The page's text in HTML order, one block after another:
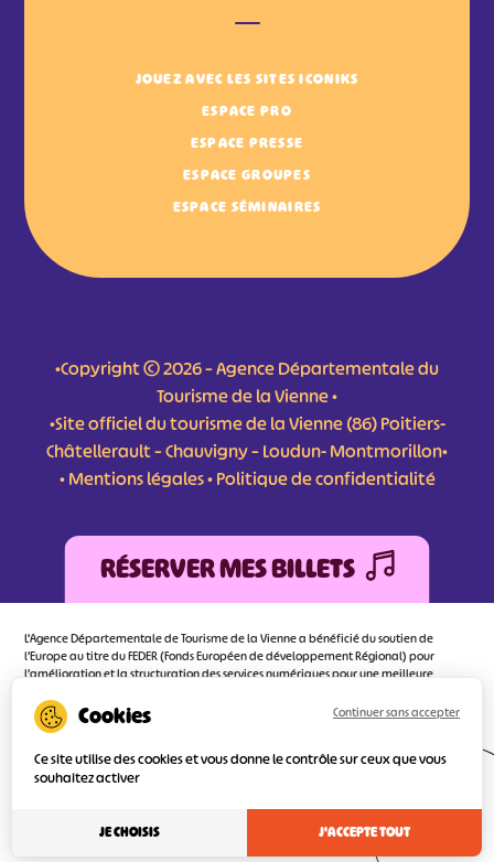
JOUEZ AVEC LES SITES ICONIKS
ESPACE PRO
ESPACE PRESSE
ESPACE GROUPES
ESPACE SÉMINAIRES
•Copyright © 2026 – Agence Départementale du
Tourisme de la Vienne •
•Site officiel du tourisme de la Vienne (86) Poitiers-
Châtellerault – Chauvigny – Loudun- Montmorillon•
•Mentions légales•Politique de confidentialité
RÉSERVER MES BILLETS
L'Agence Départementale de Tourisme de la Vienne a bénéficié du soutien de
l’Europe au titre du FEDER (Fonds Européen de développement Régional) pour
l’amélioration et la structuration des services numériques pour une meilleure
d’orienter au mieux le visiteur.
Ce site utilise des cookies et vous donne le contrôle sur ceux que vous
souhaitez activer
J'ACCEPTE TOUT
Continuer sans accepter
JE CHOISIS